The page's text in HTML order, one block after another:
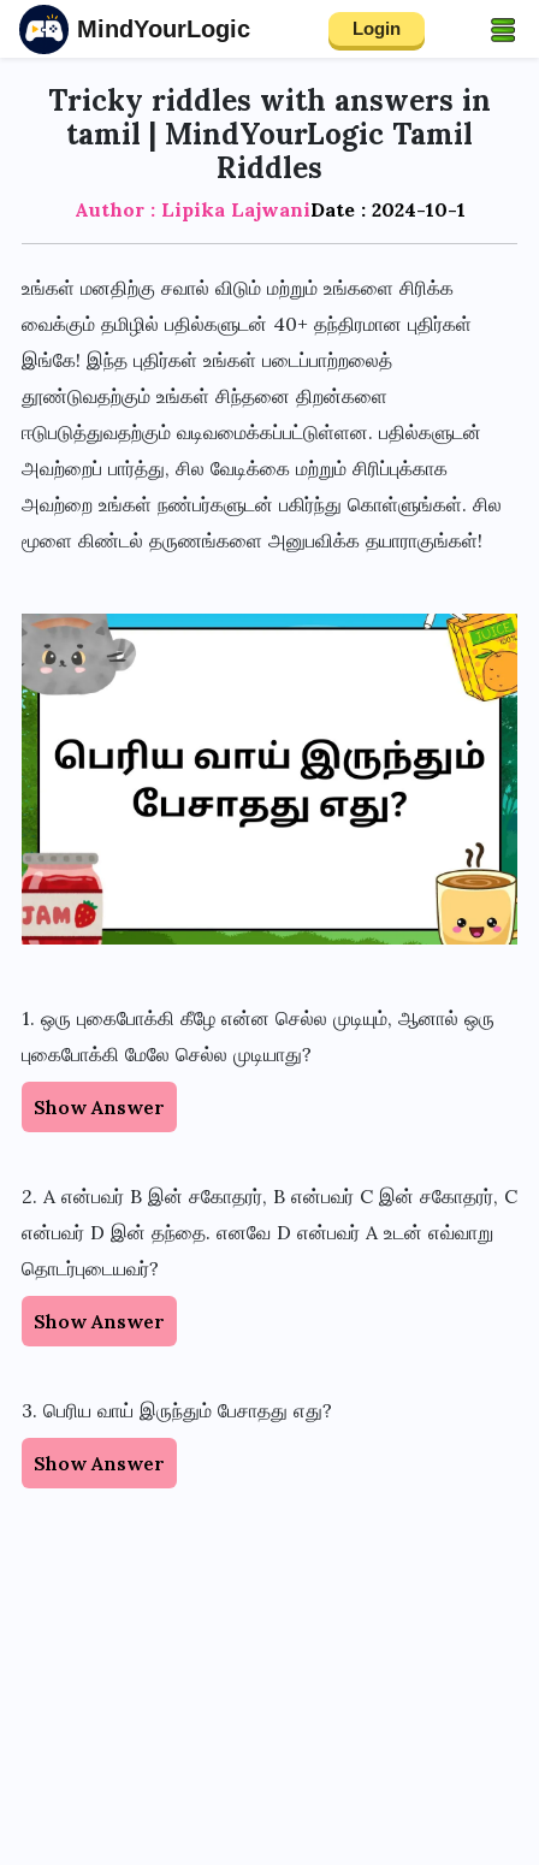
MindYourLogic Login
Tricky riddles with answers in
tamil | MindYourLogic Tamil
Riddles
Author : Lipika LajwaniDate : 2024-10-1
உங்கள் மனதிற்கு சவால் விடும் மற்றும் உங்களை சிரிக்க
வைக்கும் தமிழில் பதில்களுடன் 40+ தந்திரமான புதிர்கள்
இங்கே! இந்த புதிர்கள் உங்கள் படைப்பாற்றலைத்
தூண்டுவதற்கும் உங்கள் சிந்தனை திறன்களை
ஈடுபடுத்துவதற்கும் வடிவமைக்கப்பட்டுள்ளன. பதில்களுடன்
அவற்றைப் பார்த்து, சில வேடிக்கை மற்றும் சிரிப்புக்காக
அவற்றை உங்கள் நண்பர்களுடன் பகிர்ந்து கொள்ளுங்கள். சில
மூளை கிண்டல் தருணங்களை அனுபவிக்க தயாராகுங்கள்!
1. ஒரு புகைபோக்கி கீழே என்ன செல்ல முடியும், ஆனால் ஒரு
புகைபோக்கி மேலே செல்ல முடியாது?
Show Answer
2. A என்பவர் B இன் சகோதரர், B என்பவர் C இன் சகோதரர், C
என்பவர் D இன் தந்தை. எனவே D என்பவர் A உடன் எவ்வாறு
தொடர்புடையவர்?
Show Answer
3. பெரிய வாய் இருந்தும் பேசாதது எது?
Show Answer